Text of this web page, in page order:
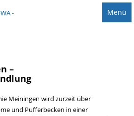
Menü
–
Meiningen wird zurzeit über
und Pufferbecken in einer